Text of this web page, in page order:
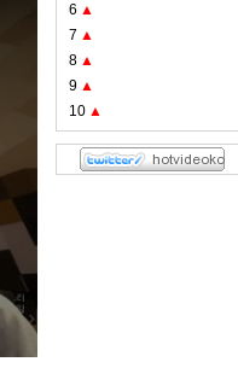
6 ▲
7 ▲
8 ▲
9 ▲
10 ▲